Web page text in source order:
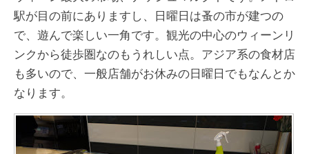
駅が目の前にありますし、日曜日は蚤の市が建つの
で、遊んで楽しい一角です。観光の中心のウィーンリ
ンクから徒歩圏なのもうれしい点。アジア系の食材店
も多いので、一般店舗がお休みの日曜日でもなんとか
なります。